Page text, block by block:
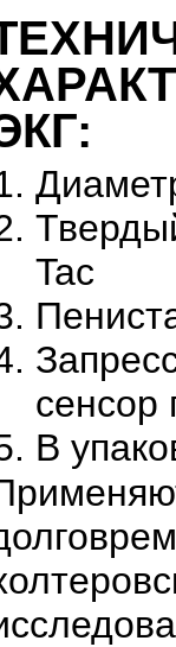
Tac
сенсор
В